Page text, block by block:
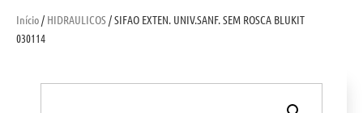
Início/ HIDRAULICOS/ SIFAO EXTEN. UNIV.SANF. SEM ROSCA BLUKIT
030114